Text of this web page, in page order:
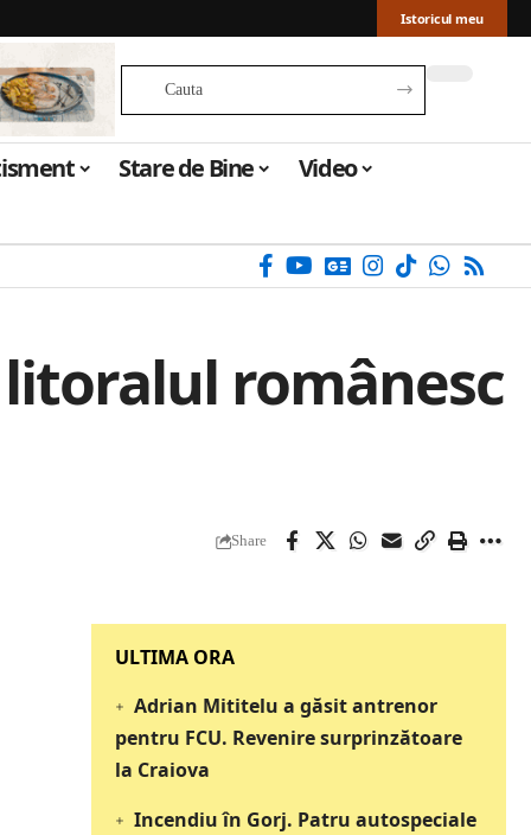
Istoricul meu
Stare de Bine Video
românesc
Share
‎‎‎‎‎‎‎ULTIMA ORA
Adrian Mititelu a găsit antrenor
pentru FCU. Revenire surprinzătoare
la Craiova
Incendiu în Gorj. Patru autospeciale